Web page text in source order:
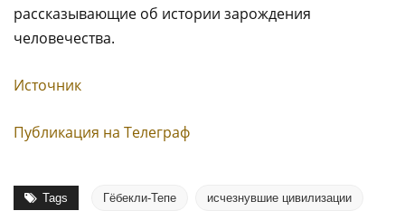
рассказывающие об истории зарождения
человечества.
Источник
Публикация на Телеграф
Tags Гёбекли-Тепе исчезнувшие цивилизации